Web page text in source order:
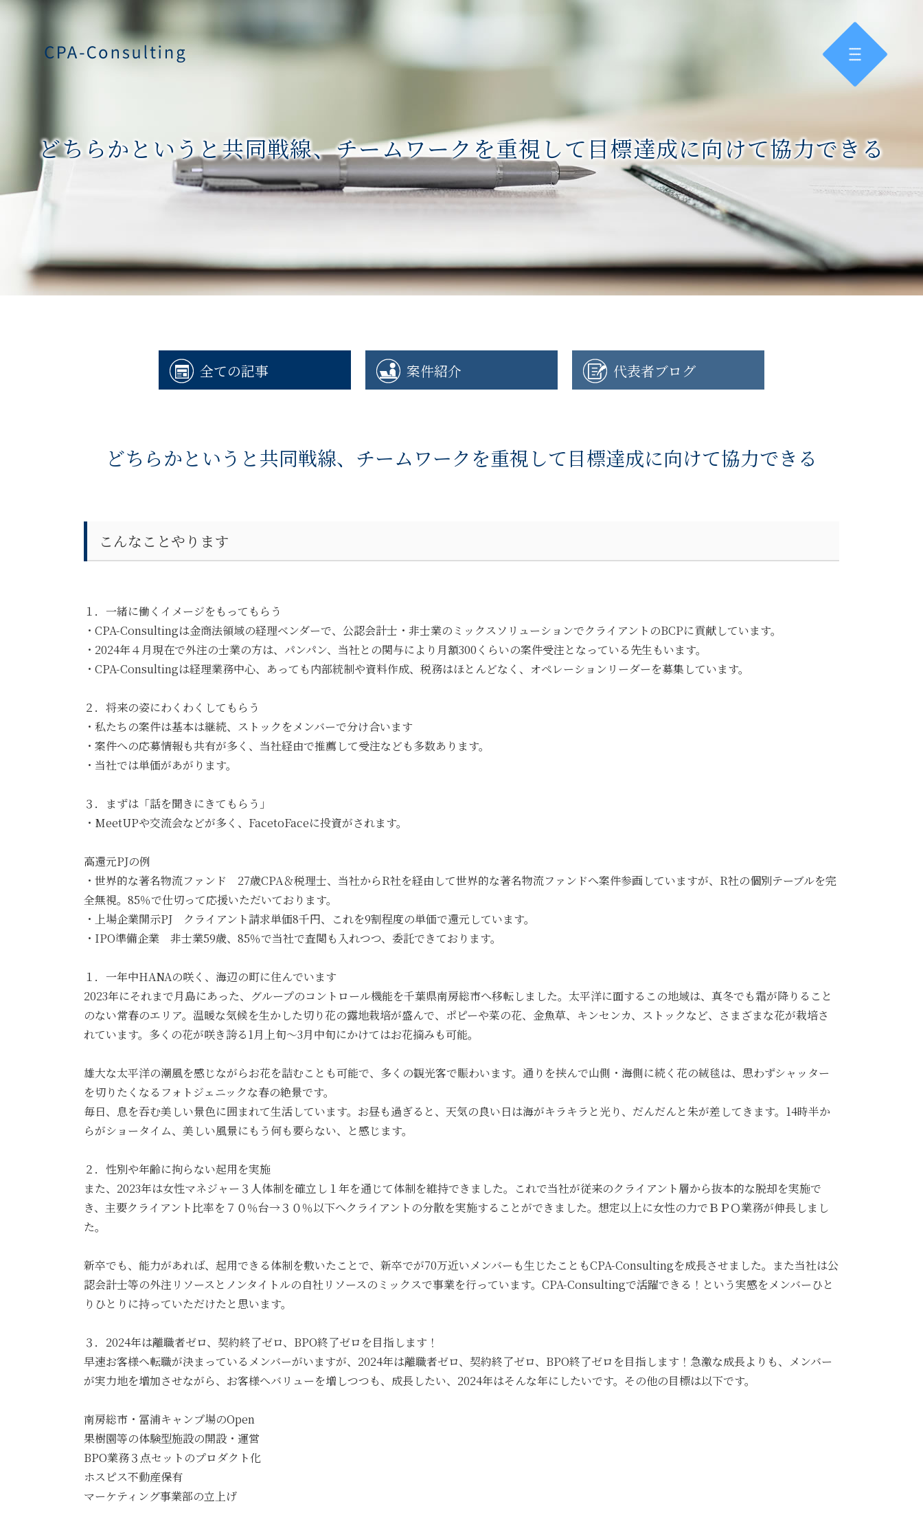
どちらかというと共同戦線、チームワークを重視して目標達成に向けて協力できる
全ての記事 案件紹介 代表者ブログ
どちらかというと共同戦線、チームワークを重視して目標達成に向けて協力できる
こんなことやります
１．一緒に働くイメージをもってもらう
・CPA-Consultingは金商法領域の経理ベンダーで、公認会計士・非士業のミックスソリューションでクライアントのBCPに貢献しています。
・2024年４月現在で外注の士業の方は、パンパン、当社との関与により月額300くらいの案件受注となっている先生もいます。
・CPA-Consultingは経理業務中心、あっても内部統制や資料作成、税務はほとんどなく、オペレーションリーダーを募集しています。
２．将来の姿にわくわくしてもらう
・私たちの案件は基本は継続、ストックをメンバーで分け合います
・案件への応募情報も共有が多く、当社経由で推薦して受注なども多数あります。
・当社では単価があがります。
３．まずは「話を聞きにきてもらう」
・MeetUPや交流会などが多く、FacetoFaceに投資がされます。
高還元PJの例
・世界的な著名物流ファンド 27歳CPA＆税理士、当社からR社を経由して世界的な著名物流ファンドへ案件参画していますが、R社の個別テーブルを完
全無視。85％で仕切って応援いただいております。
・上場企業開示PJ クライアント請求単価8千円、これを9割程度の単価で還元しています。
・IPO準備企業 非士業59歳、85％で当社で査閲も入れつつ、委託できております。
１．一年中HANAの咲く、海辺の町に住んでいます
2023年にそれまで月島にあった、グループのコントロール機能を千葉県南房総市へ移転しました。太平洋に面するこの地域は、真冬でも霜が降りること
のない常春のエリア。温暖な気候を生かした切り花の露地栽培が盛んで、ポピーや菜の花、金魚草、キンセンカ、ストックなど、さまざまな花が栽培さ
れています。多くの花が咲き誇る1月上旬〜3月中旬にかけてはお花摘みも可能。
雄大な太平洋の潮風を感じながらお花を詰むことも可能で、多くの観光客で賑わいます。通りを挟んで山側・海側に続く花の絨毯は、思わずシャッター
を切りたくなるフォトジェニックな春の絶景です。
毎日、息を吞む美しい景色に囲まれて生活しています。お昼も過ぎると、天気の良い日は海がキラキラと光り、だんだんと朱が差してきます。14時半か
らがショータイム、美しい風景にもう何も要らない、と感じます。
２．性別や年齢に拘らない起用を実施
また、2023年は女性マネジャー３人体制を確立し１年を通じて体制を維持できました。これで当社が従来のクライアント層から抜本的な脱却を実施で
き、主要クライアント比率を７０％台→３０％以下へクライアントの分散を実施することができました。想定以上に女性の力でＢＰＯ業務が伸長しまし
た。
新卒でも、能力があれば、起用できる体制を敷いたことで、新卒でが70万近いメンバーも生じたこともCPA-Consultingを成長させました。また当社は公
認会計士等の外注リソースとノンタイトルの自社リソースのミックスで事業を行っています。CPA-Consultingで活躍できる！という実感をメンバーひと
りひとりに持っていただけたと思います。
３．2024年は離職者ゼロ、契約終了ゼロ、BPO終了ゼロを目指します！
早速お客様へ転職が決まっているメンバーがいますが、2024年は離職者ゼロ、契約終了ゼロ、BPO終了ゼロを目指します！急激な成長よりも、メンバー
が実力地を増加させながら、お客様へバリューを増しつつも、成長したい、2024年はそんな年にしたいです。その他の目標は以下です。
南房総市・冨浦キャンプ場のOpen
果樹園等の体験型施設の開設・運営
BPO業務３点セットのプロダクト化
ホスピス不動産保有
マーケティング事業部の立上げ